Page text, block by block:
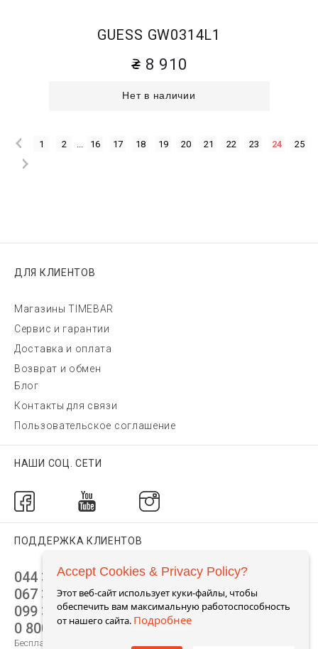
GUESS GW0314L1
8 910
Нет в наличии
1 2 16 17 18 19 20 21 22 23 24 25
ДЛЯ КЛИЕНТОВ
Магазины TIMEBAR
Сервис и гарантии
Доставка и оплата
Возврат и обмен
Блог
Контакты для связи
Пользовательское соглашение
НАШИ СОЦ. СЕТИ
ПОДДЕРЖКА КЛИЕНТОВ
044 392 44 45
067 344 14 44 (viber)
099 399 23 80
0 800 305 805
Бесплатно по Украине
Accept Cookies & Privacy Policy?
Этот веб-сайт использует куки-файлы, чтобы
обеспечить вам максимальную работоспособность
от нашего сайта. Подробнее